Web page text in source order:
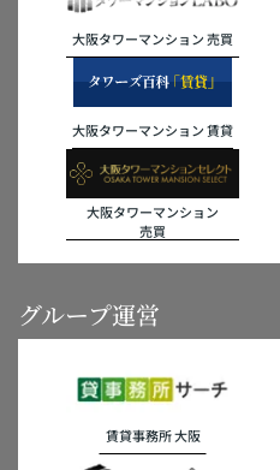
大阪タワーマンション 売買
大阪タワーマンション 賃貸
大阪タワーマンション
売買
グループ運営
賃貸事務所 大阪